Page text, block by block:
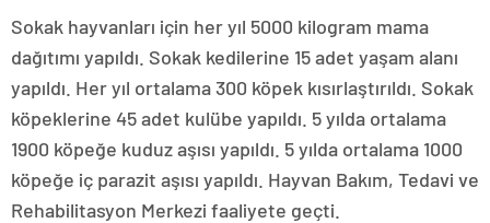
Sokak hayvanları için her yıl 5000 kilogram mama
dağıtımı yapıldı. Sokak kedilerine 15 adet yaşam alanı
yapıldı. Her yıl ortalama 300 köpek kısırlaştırıldı. Sokak
köpeklerine 45 adet kulübe yapıldı. 5 yılda ortalama
1900 köpeğe kuduz aşısı yapıldı. 5 yılda ortalama 1000
köpeğe iç parazit aşısı yapıldı. Hayvan Bakım, Tedavi ve
Rehabilitasyon Merkezi faaliyete geçti.